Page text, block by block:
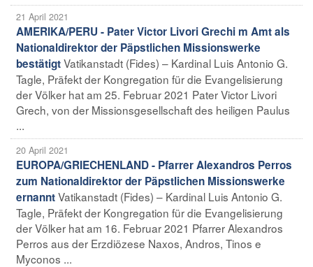
21 April 2021
AMERIKA/PERU - Pater Victor Livori Grechi m Amt als
Nationaldirektor der Päpstlichen Missionswerke
bestätigtVatikanstadt (Fides) – Kardinal Luis Antonio G.
Tagle, Präfekt der Kongregation für die Evangelisierung
der Völker hat am 25. Februar 2021 Pater Victor Livori
Grech, von der Missionsgesellschaft des heiligen Paulus
...
20 April 2021
EUROPA/GRIECHENLAND - Pfarrer Alexandros Perros
zum Nationaldirektor der Päpstlichen Missionswerke
ernanntVatikanstadt (Fides) – Kardinal Luis Antonio G.
Tagle, Präfekt der Kongregation für die Evangelisierung
der Völker hat am 16. Februar 2021 Pfarrer Alexandros
Perros aus der Erzdiözese Naxos, Andros, Tinos e
Myconos ...